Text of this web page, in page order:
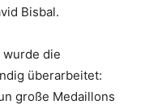
Bisbal.
wurde die
überarbeitet:
große Medaillons